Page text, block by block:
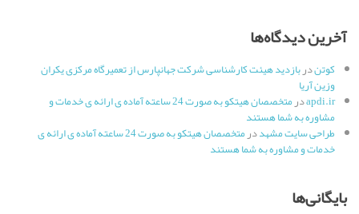
آخرین دیدگاه‌ها
کوتندربازدید هیئت کارشناسی شرکت جهانپارس از تعمیرگاه مرکزی یکران
وزین آریا
apdi.irدر متخصصان هیتکو به صورت 24 ساعته آماده ی ارائه ی خدمات و
مشاوره به شما هستند
طراحی سایت مشهددر متخصصان هیتکو به صورت 24 ساعته آماده ی ارائه ی
خدمات و مشاوره به شما هستند
بایگانی‌ها